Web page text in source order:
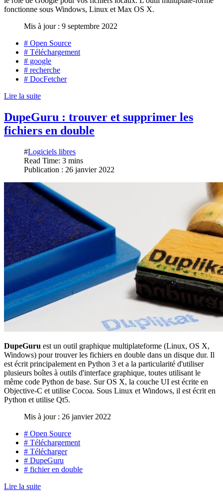
fonctionne sous Windows, Linux et Max OS X.
Mis à jour : 9 septembre 2022
# Open Source
# Téléchargement
# google
# recherche
# DocFetcher
Lire la suite
DupeGuru : trouver et supprimer les
fichiers en double
#Logiciels libres
Read Time: 3 mins
Publication : 26 janvier 2022
DupeGuru est un outil graphique multiplateforme (Linux, OS X,
Windows) pour trouver les fichiers en double dans un disque dur. Il
est écrit principalement en Python 3 et a la particularité d'utiliser
plusieurs boîtes à outils d'interface graphique, toutes utilisant le
même code Python de base. Sur OS X, la couche UI est écrite en
Objective-C et utilise Cocoa. Sous Linux et Windows, il est écrit en
Python et utilise Qt5.
Mis à jour : 26 janvier 2022
# Open Source
# Téléchargement
# Télécharger
# DupeGuru
# fichier en double
Lire la suite